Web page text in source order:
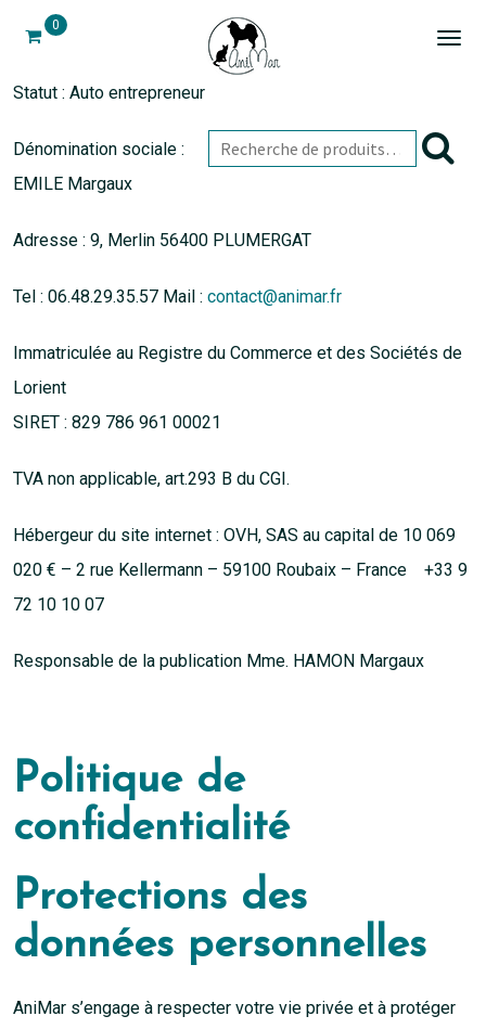
0
Statut : Auto entrepreneur
Dénomination sociale :
EMILE Margaux
Adresse : 9, Merlin 56400 PLUMERGAT
Tel : 06.48.29.35.57 Mail : contact@animar.fr
Immatriculée au Registre du Commerce et des Sociétés de
Lorient
SIRET : 829 786 961 00021
TVA non applicable, art.293 B du CGI.
Hébergeur du site internet : OVH, SAS au capital de 10 069
020 € – 2 rue Kellermann – 59100 Roubaix – France +33 9
72 10 10 07
Responsable de la publication Mme. HAMON Margaux
Politique de
confidentialité
Protections des
données personnelles
AniMar s’engage à respecter votre vie privée et à protéger